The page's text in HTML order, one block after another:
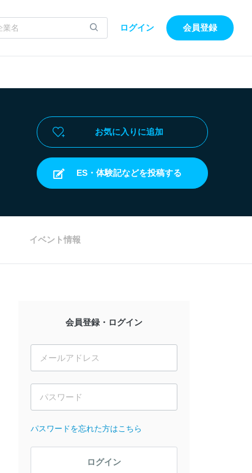
ログイン 会員登録
お気に入りに追加
ES・体験記などを投稿する
イベント情報
会員登録・ログイン
パスワードを忘れた方はこちら
ログイン